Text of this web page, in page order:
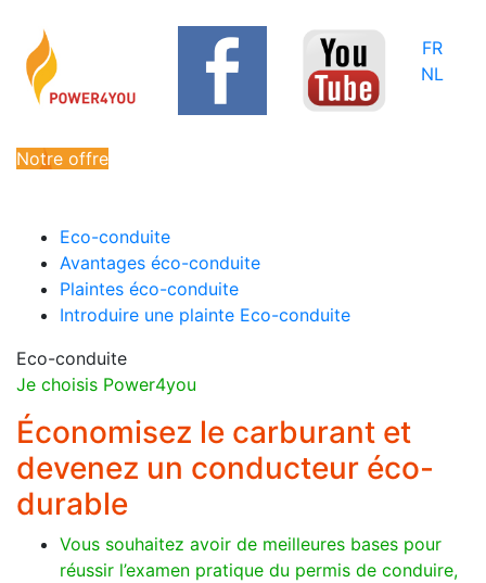
FR
NL
Notre offre
Eco-conduite
Avantages éco-conduite
Plaintes éco-conduite
Introduire une plainte Eco-conduite
Eco-conduite
Je choisis Power4you
Économisez le carburant et
devenez un conducteur éco-
durable
Vous souhaitez avoir de meilleures bases pour
réussir l’examen pratique du permis de conduire,